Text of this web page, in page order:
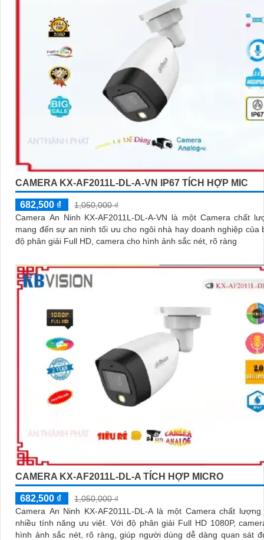
CAMERA KX-AF2011L-DL-A-VN IP67 TÍCH HỢP MIC
682,500 ₫
1,050,000 ₫
Camera An Ninh KX-AF2011L-DL-A-VN là một Camera chất
mang đến sự an ninh tối ưu cho ngôi nhà hay doanh nghiệp của
độ phân giải Full HD, camera cho hình ảnh sắc nét, rõ ràng
CAMERA KX-AF2011L-DL-A TÍCH HỢP MICRO
682,500 ₫
1,050,000 ₫
Camera An Ninh KX-AF2011L-DL-A là một Camera chất
nhiều tính năng ưu việt. Với độ phân giải Full HD 1080P, camera ghi lại
hình ảnh sắc nét, rõ ràng, giúp người dùng dễ dàng quan sát